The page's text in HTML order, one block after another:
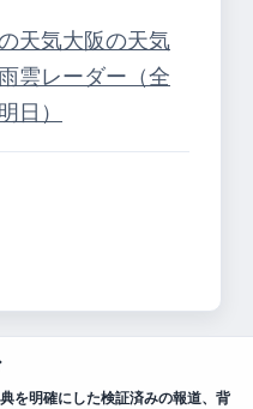
天気大阪の天気
雲レーダー（全
日）
を明確にした検証済みの報道、背